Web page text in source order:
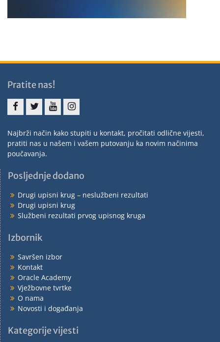
Pratite nas!
Najbrži način kako stupiti u kontakt, pročitati odlične vijesti,
pratiti nas u našem i vašem putovanju ka novim načinima
poučavanja.
Posljednje dodano
Drugi upisni krug – neslužbeni rezultati
Drugi upisni krug
Službeni rezultati prvog upisnog kruga
Izbornik
Savršen izbor
Kontakt
Oracle Academy
Vježbovne tvrtke
O nama
Novosti i događanja
Kategorije vijesti